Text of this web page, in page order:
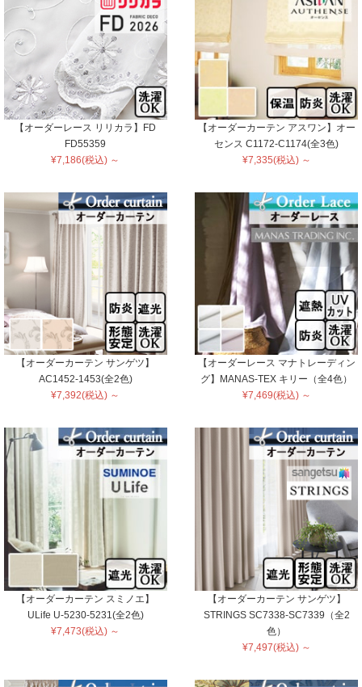
【オーダーレース リリカラ】FD
FD55359
¥7,186(税込) ～
【オーダーカーテン アスワン】オー
センス C1172-C1174(全3色)
¥7,335(税込) ～
【オーダーカーテン サンゲツ】
AC1452-1453(全2色)
¥7,392(税込) ～
【オーダーレース マナトレーディン
グ】MANAS-TEX キリー（全4色）
¥7,469(税込) ～
【オーダーカーテン スミノエ】
ULife U-5230-5231(全2色)
¥7,473(税込) ～
【オーダーカーテン サンゲツ】
STRINGS SC7338-SC7339（全2
色）
¥7,497(税込) ～